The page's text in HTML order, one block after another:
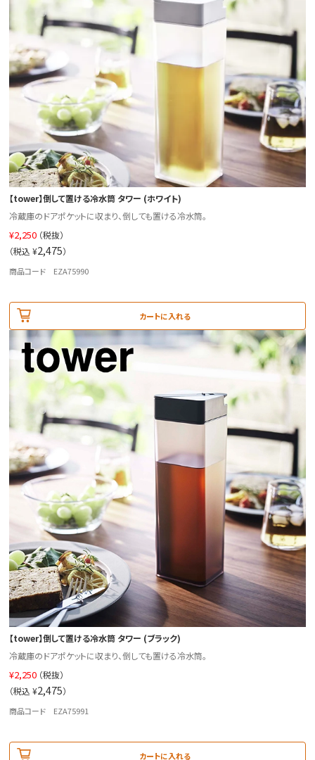
【tower】倒して置ける冷水筒 タワー (ホワイト)
冷蔵庫のドアポケットに収まり、倒しても置ける冷水筒。
¥2,250 （税抜）
（税込 ¥2,475）
商品コード EZA75990
カートに入れる
【tower】倒して置ける冷水筒 タワー (ブラック)
冷蔵庫のドアポケットに収まり、倒しても置ける冷水筒。
¥2,250 （税抜）
（税込 ¥2,475）
商品コード EZA75991
カートに入れる